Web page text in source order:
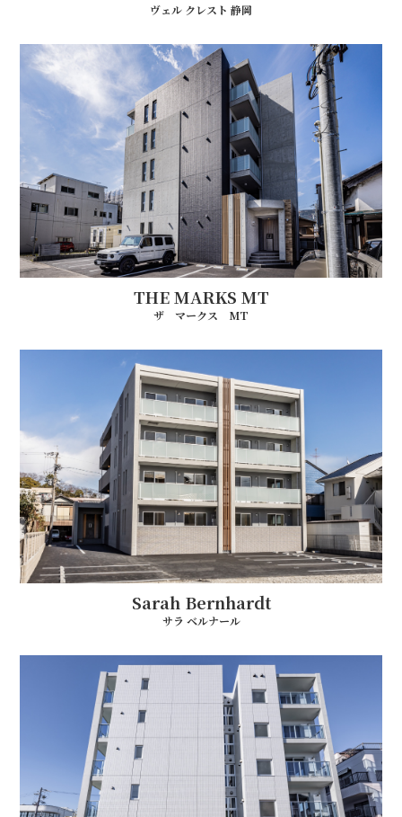
ヴェル クレスト 静岡
THE MARKS MT
ザ マークス MT
Sarah Bernhardt
サラ ベルナール